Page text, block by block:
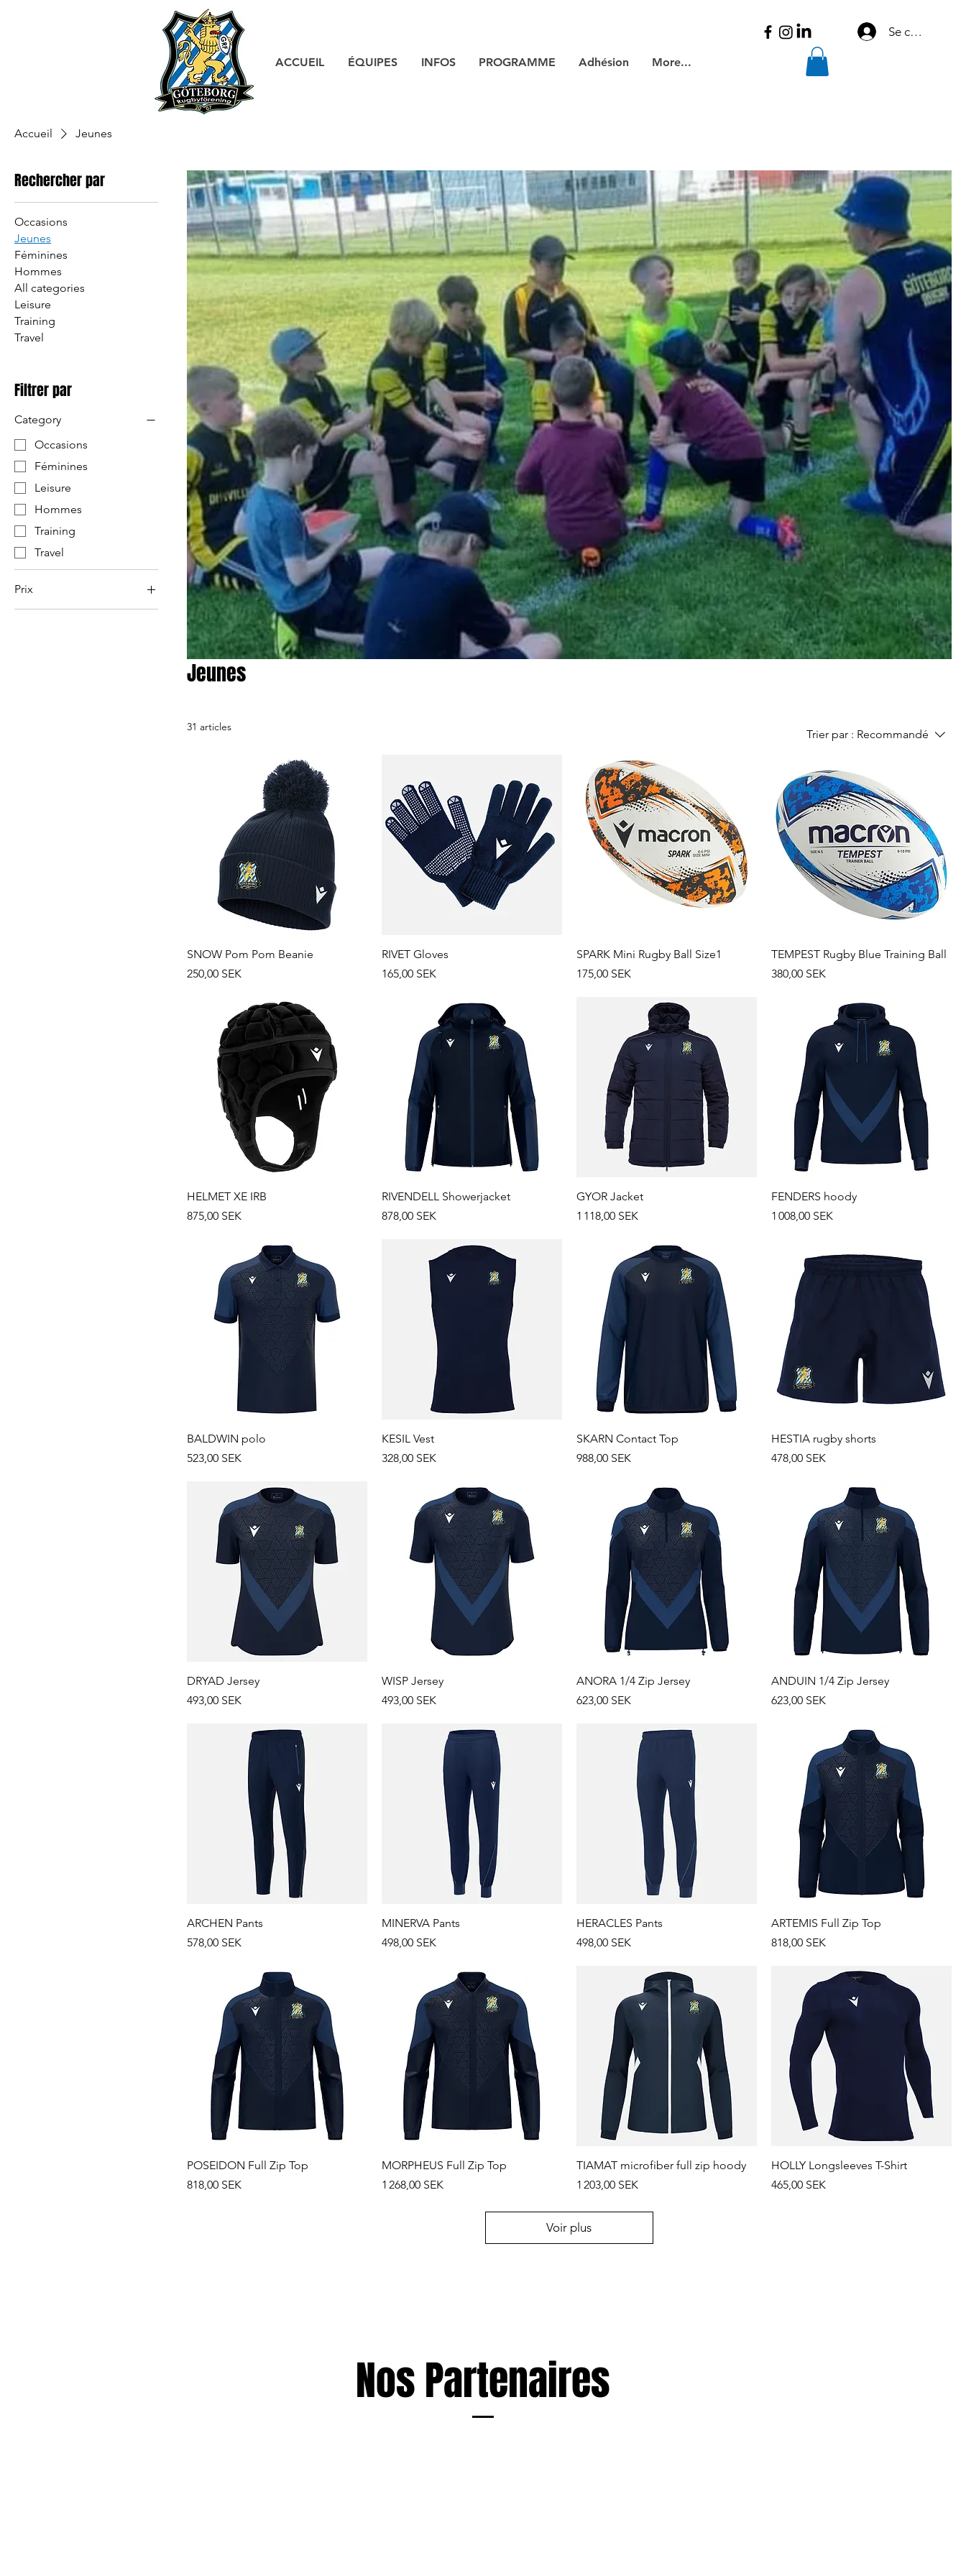
ACCUEIL ÉQUIPES INFOS PROGRAMME Adhésion More...
Se connecter
Accueil Jeunes
Rechercher par
Occasions
Jeunes
Féminines
Hommes
All categories
Leisure
Training
Travel
Filtrer par
Category
Occasions
Féminines
Leisure
Hommes
Training
Travel
Prix
Jeunes
31 articles
Trier par : Recommandé
SNOW Pom Pom Beanie
Prix
250,00 SEK
RIVET Gloves
Prix
165,00 SEK
SPARK Mini Rugby Ball Size1
Prix
175,00 SEK
TEMPEST Rugby Blue Training Ball
Prix
380,00 SEK
HELMET XE IRB
Prix
875,00 SEK
RIVENDELL Showerjacket
Prix
878,00 SEK
GYOR Jacket
Prix
1 118,00 SEK
FENDERS hoody
Prix
1 008,00 SEK
BALDWIN polo
Prix
523,00 SEK
KESIL Vest
Prix
328,00 SEK
SKARN Contact Top
Prix
988,00 SEK
HESTIA rugby shorts
Prix
478,00 SEK
DRYAD Jersey
Prix
493,00 SEK
WISP Jersey
Prix
493,00 SEK
ANORA 1/4 Zip Jersey
Prix
623,00 SEK
ANDUIN 1/4 Zip Jersey
Prix
623,00 SEK
ARCHEN Pants
Prix
578,00 SEK
MINERVA Pants
Prix
498,00 SEK
HERACLES Pants
Prix
498,00 SEK
ARTEMIS Full Zip Top
Prix
818,00 SEK
POSEIDON Full Zip Top
Prix
818,00 SEK
MORPHEUS Full Zip Top
Prix
1 268,00 SEK
TIAMAT microfiber full zip hoody
Prix
1 203,00 SEK
HOLLY Longsleeves T-Shirt
Prix
465,00 SEK
Voir plus
Nos Partenaires